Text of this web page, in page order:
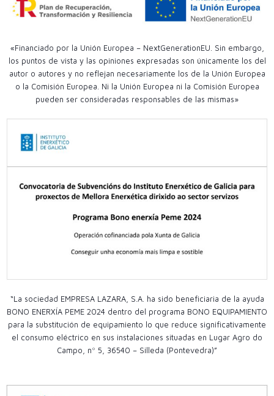
«Financiado por la Unión Europea – NextGenerationEU. Sin embargo,
los puntos de vista y las opiniones expresadas son únicamente los del
autor o autores y no reflejan necesariamente los de la Unión Europea
o la Comisión Europea. Ni la Unión Europea ni la Comisión Europea
pueden ser consideradas responsables de las mismas»
“La sociedad EMPRESA LAZARA, S.A. ha sido beneficiaria de la ayuda
BONO ENERXÍA PEME 2024 dentro del programa BONO EQUIPAMIENTO
para la substitución de equipamiento lo que reduce significativamente
el consumo eléctrico en sus instalaciones situadas en Lugar Agro do
Campo, nº 5, 36540 – Silleda (Pontevedra)”